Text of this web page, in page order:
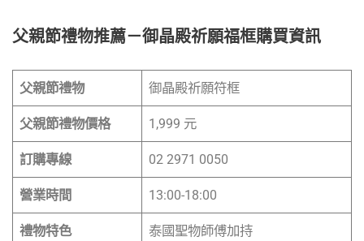
父親節禮物推薦－御晶殿祈願福框購買資訊
父親節禮物 御晶殿祈願符框
父親節禮物價格 1,999 元
訂購專線 02 2971 0050
營業時間 13:00-18:00
禮物特色 泰國聖物師傅加持